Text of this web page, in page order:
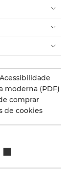
Acessibilidade
moderna (PDF)
comprar
de cookies